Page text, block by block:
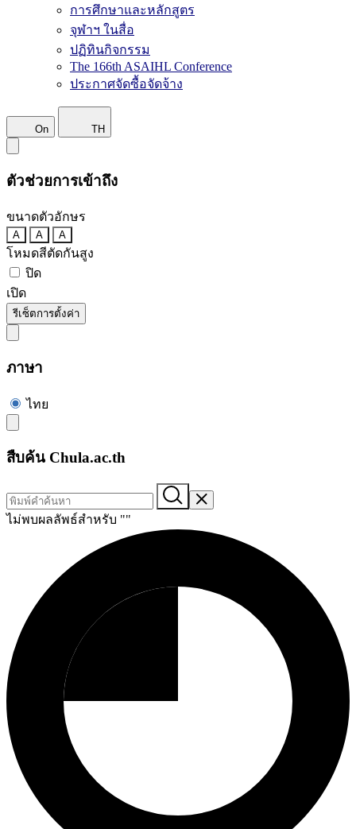
การศึกษาและหลักสูตร
จุฬาฯ ในสื่อ
ปฏิทินกิจกรรม
The 166th ASAIHL Conference
ประกาศจัดซื้อจัดจ้าง
On TH
ตัวช่วยการเข้าถึง
ขนาดตัวอักษร
A A A
โหมดสีตัดกันสูง
ปิด
เปิด
รีเซ็ตการตั้งค่า
ภาษา
ไทย
สืบค้น Chula.ac.th
ไม่พบผลลัพธ์สำหรับ ""